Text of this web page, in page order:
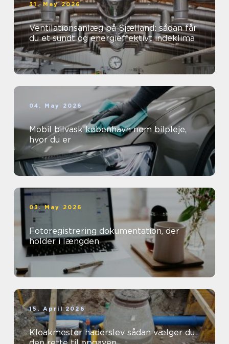
31. May 2026
Ventilationsanlæg på Sjælland: sådan får
du et sundt og energieffektivt indeklima
04. May 2026
Mobil bilvask københavn nem bilpleje,
hvor du er
03. May 2026
Fotoregistrering dokumentation, der
holder i længden
15. April 2026
Kloakmester haderslev sådan vælger du